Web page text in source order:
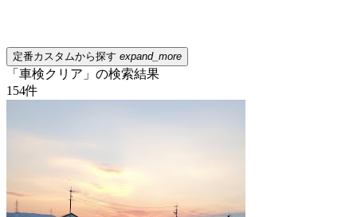
定番カスタムから探す expand_more
「車検クリア」の検索結果
154件